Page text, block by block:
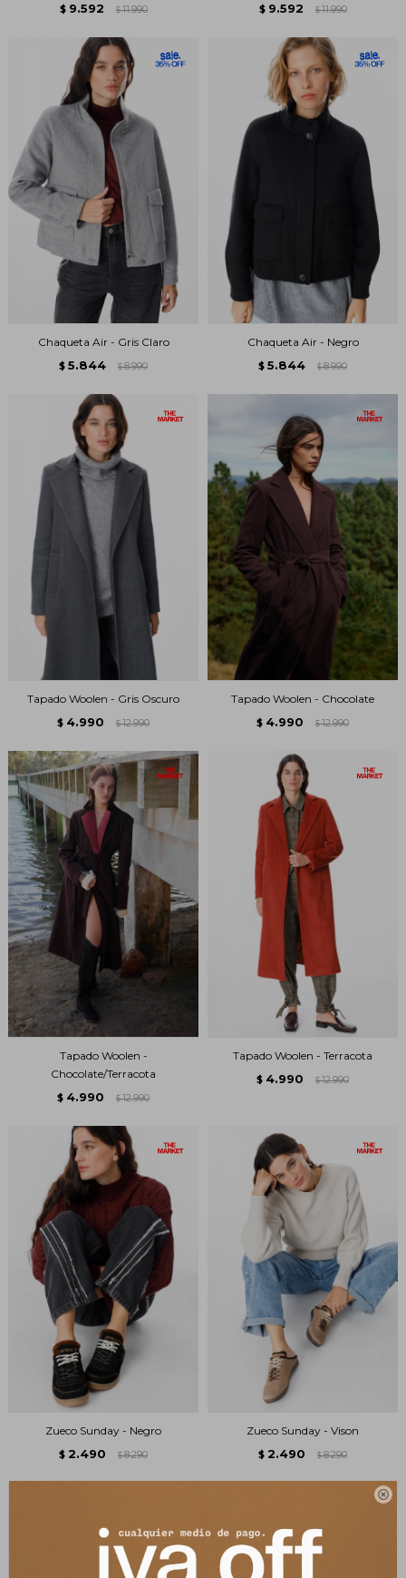

$ 9.592 $ 11.990 $ 9.592 $ 11.990
Chaqueta Air - Gris Claro
$ 5.844 $ 8.990
Chaqueta Air - Negro
$ 5.844 $ 8.990
Tapado Woolen - Gris Oscuro
$ 4.990 $ 12.990
Tapado Woolen - Chocolate
$ 4.990 $ 12.990
Tapado Woolen -
Chocolate/Terracota
$ 4.990 $ 12.990
Tapado Woolen - Terracota
$ 4.990 $ 12.990
Zueco Sunday - Negro
$ 2.490 $ 8.290
Zueco Sunday - Vison
$ 2.490 $ 8.290